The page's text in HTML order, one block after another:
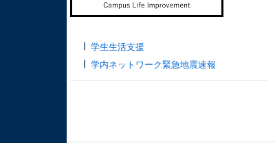
学生生活支援
学内ネットワーク緊急地震速報